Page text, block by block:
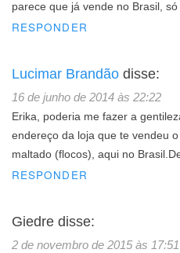
parece que já vende no Brasil,
RESPONDER
Lucimar Brandão disse:
16 de junho de 2014 às 22:22
Erika, poderia me fazer a
endereço da loja que te vendeu
maltado (flocos), aqui no
RESPONDER
Giedre disse:
2 de novembro de 2015 às 17:51